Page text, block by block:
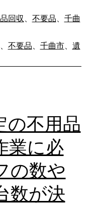
回収 不要品
千曲
不要品 千曲市、 遺
の不用品
業に必
の数や
数が決